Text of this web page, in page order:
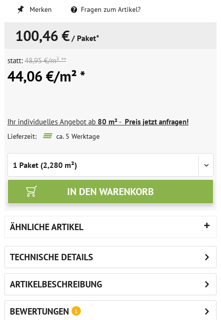
Merken Fragen zum Artikel?
100,46 € / Paket*
statt: 48,95 €/m² **
44,06 €/m² *
Ihr individuelles Angebot ab 80 m²- Preis jetzt anfragen!
Lieferzeit: ca. 5 Werktage
IN DEN WARENKORB
ÄHNLICHE ARTIKEL
TECHNISCHE DETAILS
ARTIKELBESCHREIBUNG
BEWERTUNGEN 1